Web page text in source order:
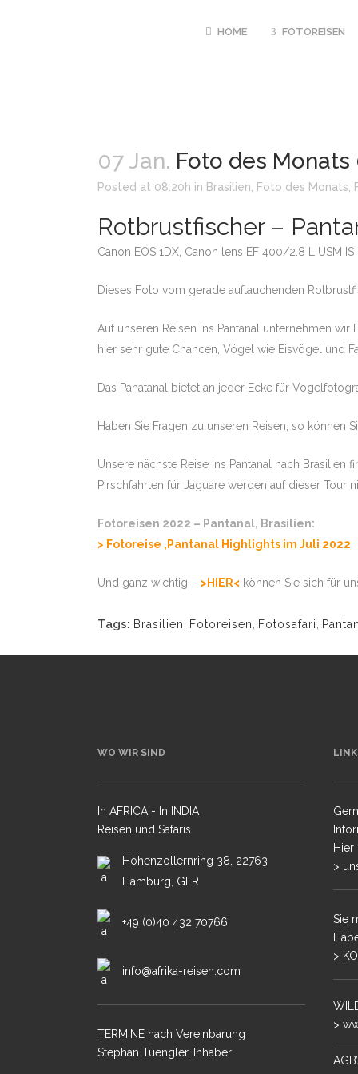
HOME FOTOREISEN
PRIMATEN
MÄRZ BIS
JUNI –
POOLS
10.08. –
PANTANAL
20.08. –
TUENGLER
08.11. –
MARA MIT
19.11. –
30.04. –
31.05. –
CHOBE UND
ZELTCAMPS -
SAMBIA –
KENIA – MASAI
KONZESSION
BOTSWANA –
SIMBABWE –
LODGESAFARI
SÜDAFRIKA –
07 Jan. Foto des
Posted at 08:20h in Brasilien Foto des Monats
Rotbrustfischer –
Canon EOS 1DX, Canon lens EF 400/2.8 L USM
Dieses Foto vom gerade auftauchenden
Auf unseren Reisen ins Pantanal unternehmen
hier sehr gute Chancen, Vögel wie Eisvögel und
Das Panatanal bietet an jeder Ecke für
Haben Sie Fragen zu unseren Reisen, so können
Unsere nächste Reise ins Pantanal nach
Pirschfahrten für Jaguare werden auf dieser
Fotoreisen 2022 – Pantanal, Brasilien:
> Fotoreise ‚Pantanal Highlights im Juli 2022
Und ganz wichtig – >HIER< können Sie sich für
Tags: Brasilien Fotoreisen Fotosafari
WO WIR SIND
In AFRICA - In INDIA
Reisen und Safaris
Hohenzollernring 38, 22763
Hamburg, GER
+49 (0)40 432 70766
info@afrika-reisen.com
TERMINE nach Vereinbarung
Stephan Tuengler, Inhaber
Hier
>
Sie
>
>